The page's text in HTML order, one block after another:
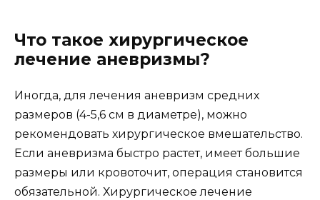
Что такое хирургическое
лечение аневризмы?
Иногда, для лечения аневризм средних
размеров (4-5,6 см в диаметре), можно
рекомендовать хирургическое вмешательство.
Если аневризма быстро растет, имеет большие
размеры или кровоточит, операция становится
обязательной. Хирургическое лечение